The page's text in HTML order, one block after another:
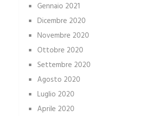
Gennaio 2021
Dicembre 2020
Novembre 2020
Ottobre 2020
Settembre 2020
Agosto 2020
Luglio 2020
Aprile 2020